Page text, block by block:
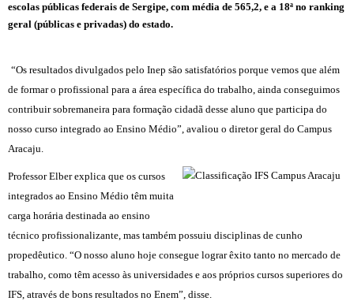
escolas públicas federais de Sergipe, com média de 565,2, e a 18ª no ranking
geral (públicas e privadas) do estado.
“Os resultados divulgados pelo Inep são satisfatórios porque vemos que além
de formar o profissional para a área específica do trabalho, ainda conseguimos
contribuir sobremaneira para formação cidadã desse aluno que participa do
nosso curso integrado ao Ensino Médio”, avaliou o diretor geral do Campus
Aracaju.
Professor Elber explica que os cursos
integrados ao Ensino Médio têm muita
carga horária destinada ao ensino
técnico profissionalizante, mas também possuiu disciplinas de cunho
propedêutico. “O nosso aluno hoje consegue lograr êxito tanto no mercado de
trabalho, como têm acesso às universidades e aos próprios cursos superiores do
IFS, através de bons resultados no Enem”, disse.